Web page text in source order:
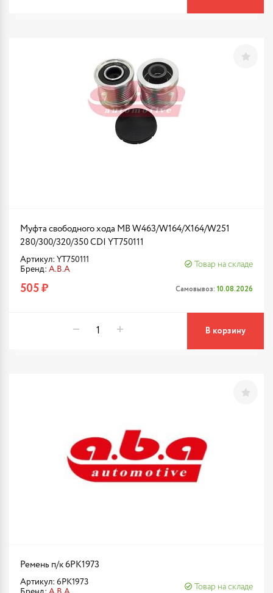
Муфта свободного хода MB W463/W164/X164/W251
280/300/320/350 CDI YT750111
Артикул: YT750111
Бренд: A.B.A
Товар на складе
505 ₽ Самовывоз: 10.08.2026
В корзину
Ремень п/к 6PK1973
Артикул: 6PK1973
Товар на складе